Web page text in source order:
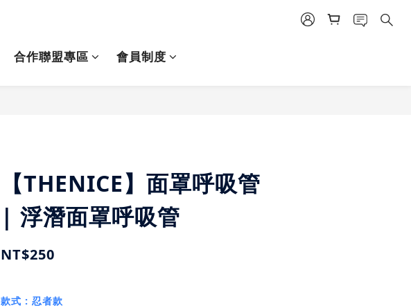
合作聯盟專區 會員制度
【THENICE】面罩呼吸管
| 浮潛面罩呼吸管
NT$250
款式 : 忍者款